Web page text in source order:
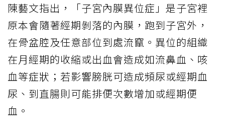
陳藝文指出，「子宮內膜異位症」是子宮裡
原本會隨著經期剝落的內膜，跑到子宮外，
在骨盆腔及任意部位到處流竄。異位的組織
在月經期的收縮或出血會造成如流鼻血、咳
血等症狀；若影響膀胱可造成頻尿或經期血
尿、到直腸則可能排便次數增加或經期便
血。